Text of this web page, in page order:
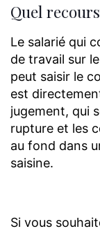
Quel
Le salarié qui
de travail sur
peut saisir le
est
jugement, qui
rupture et les
au fond dans
saisine.
Si vous